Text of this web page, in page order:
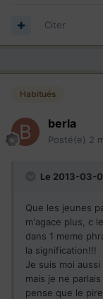
Citer
Habitués
berla
Posté(e) 2
Le 2013-03-
Que les jeunes
m'agace plus, c
dans 1 meme
la signification!!!
Je suis moi
mais je ne
pense que le